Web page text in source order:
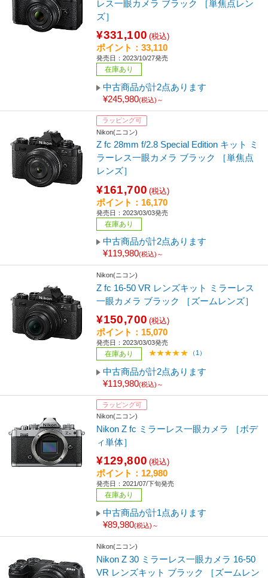
レス一眼カメラ ブラック ［単焦点レン
ズ］
¥331,100 (税込)
ポイント：33,110
発売日：2023/10/27発売
在庫あり
中古商品が計2点あります
¥245,980(税込)～
ラッピング可
Nikon(ニコン)
Z fc 28mm f/2.8 Special Edition キット ミ
ラーレス一眼カメラ ブラック ［単焦点
レンズ］
¥161,700 (税込)
ポイント：16,170
発売日：2023/03/03発売
在庫あり
中古商品が計2点あります
¥119,980(税込)～
Nikon(ニコン)
Z fc 16-50 VR レンズキット ミラーレス
一眼カメラ ブラック ［ズームレンズ］
¥150,700 (税込)
ポイント：15,070
発売日：2023/03/03発売
在庫あり （1）
中古商品が計2点あります
¥119,980(税込)～
ラッピング可
Nikon(ニコン)
Nikon Z fc ミラーレス一眼カメラ ［ボデ
ィ単体］
¥129,800 (税込)
ポイント：12,980
発売日：2021/07/下旬発売
在庫あり
中古商品が計1点あります
¥89,980(税込)～
Nikon(ニコン)
Nikon Z 30 ミラーレス一眼カメラ 16-50
VR レンズキット ブラック ［ズームレン